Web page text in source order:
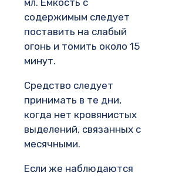
содержимым следует
поставить на слабый
огонь и томить около 15
минут.
Средство следует
принимать в те дни,
когда нет кровянистых
выделений, связанных с
месячными.
Если же наблюдаются